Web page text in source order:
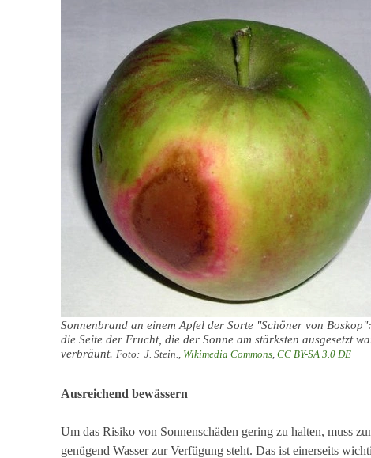
Sonnenbrand an einem Apfel der Sorte "Schöner von
die Seite der Frucht, die der Sonne am stärksten ausgesetzt
verbräunt. Foto: J. Stein., Wikimedia Commons,CC BY-SA 3.0 DE
Ausreichend bewässern
Um das Risiko von Sonnenschäden gering zu halten, muss
genügend Wasser zur Verfügung steht. Das ist einerseits